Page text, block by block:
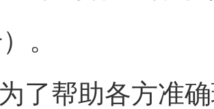
。
为了帮助各方准